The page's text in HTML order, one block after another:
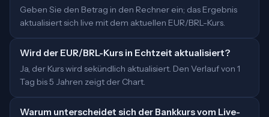
Geben Sie den Betrag in den Rechner ein; das Ergebnis
aktualisiert sich live mit dem aktuellen EUR/BRL-Kurs.
Wird der EUR/BRL-Kurs in Echtzeit aktualisiert?
Ja, der Kurs wird sekündlich aktualisiert. Den Verlauf von 1
Tag bis 5 Jahren zeigt der Chart.
Warum unterscheidet sich der Bankkurs vom Live-